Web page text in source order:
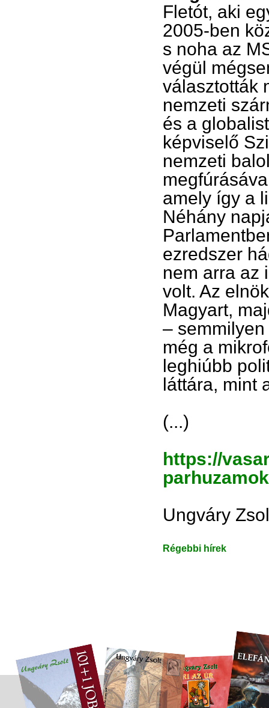
Fletót, aki
2005-ben
s noha az
végül
választották
nemzeti
és a
képviselő
nemzeti
amely így a
Néhány
ezredszer
nem arra az
volt. Az
Magyart,
–
még a
leghiúbb
láttára, mint
(...)
https://
Ungváry
Régebbi hírek